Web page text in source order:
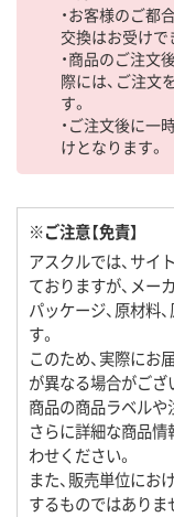
・お客様のご都
交換はお受けで
・商品のご注文
際には、ご注文
す。
・ご注文後に一
けとなります。
※ご注意【免責】
アスクルでは、サイ
ておりますが、メー
パッケージ、原材料
す。
このため、実際にお
が異なる場合がござ
商品の商品ラベルや
さらに詳細な商品情
わせください。
また、販売単位にお
するものではありま